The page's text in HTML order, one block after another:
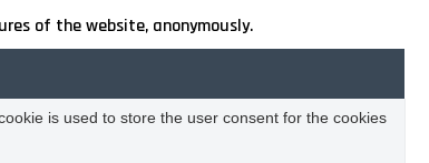
of the website, anonymously.
is used to store the user consent for the cookies